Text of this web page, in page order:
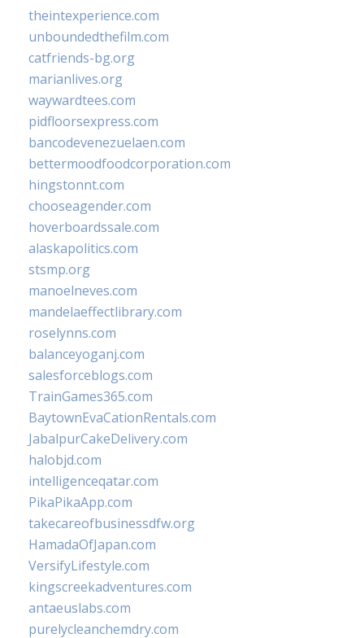
theintexperience.com
unboundedthefilm.com
catfriends-bg.org
marianlives.org
waywardtees.com
pidfloorsexpress.com
bancodevenezuelaen.com
bettermoodfoodcorporation.com
hingstonnt.com
chooseagender.com
hoverboardssale.com
alaskapolitics.com
stsmp.org
manoelneves.com
mandelaeffectlibrary.com
roselynns.com
balanceyoganj.com
salesforceblogs.com
TrainGames365.com
BaytownEvaCationRentals.com
JabalpurCakeDelivery.com
halobjd.com
intelligenceqatar.com
PikaPikaApp.com
takecareofbusinessdfw.org
HamadaOfJapan.com
VersifyLifestyle.com
kingscreekadventures.com
antaeuslabs.com
purelycleanchemdry.com